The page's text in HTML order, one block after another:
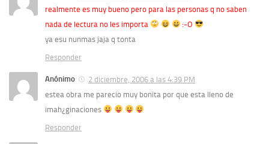
realmente es muy bueno pero para las personas q no saben
nada de lectura no les importa
:-O
ya esu nunmas jaja q tonta
Responder
Anónimo
2 diciembre, 2006 a las 4:39 PM
estea obra me parecio muy bonita por que esta lleno de
imah¿ginaciones
Responder